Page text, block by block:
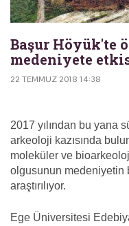
Başur Höyük'te
medeniyete
22 TEMMUZ 2018 14:38
2017 yılından bu yana
arkeoloji kazısında
moleküler ve
olgusunun medeniyetin
araştırılıyor.
Ege Üniversitesi